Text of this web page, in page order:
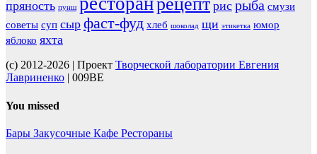
пряность пунш рецепт рис рыба смузи
советы суп сыр фаст-фуд хлеб шоколад щи этикетка юмор
яблоко яхта
(c) 2012-2026 | Проект Творческой лаборатории Евгения
Лавриненко | 009BE
You missed
Бары Закусочные Кафе Рестораны